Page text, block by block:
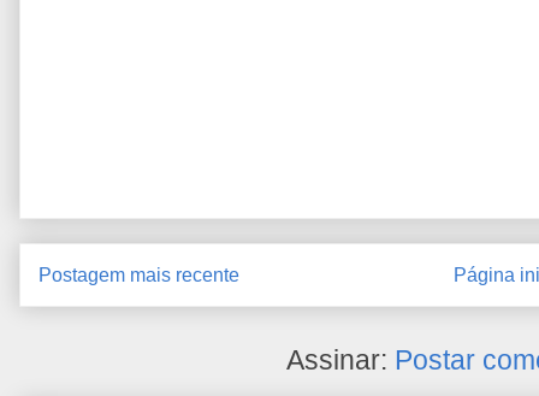
Postagem mais recente Página
Assinar: Postar